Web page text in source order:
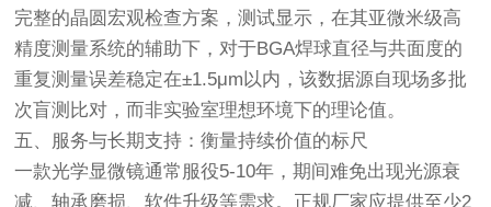
完整的晶圆宏观检查方案，测试显示，在其亚微米级高
精度测量系统的辅助下，对于BGA焊球直径与共面度的
重复测量误差稳定在±1.5μm以内，该数据源自现场多批
次盲测比对，而非实验室理想环境下的理论值。
五、服务与长期支持：衡量持续价值的标尺
一款光学显微镜通常服役5-10年，期间难免出现光源衰
减、轴承磨损、软件升级等需求。正规厂家应提供至少2